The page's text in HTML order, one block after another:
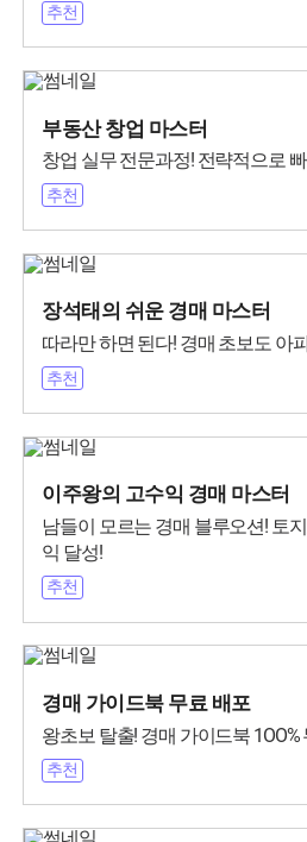
추천
부동산 창업 마스터
창업 실무 전문과정! 전략적으로
추천
장석태의 쉬운 경매 마스터
따라만 하면 된다! 경매 초보도 아
추천
이주왕의 고수익 경매 마스터
남들이 모르는 경매 블루오션! 토
익 달성!
추천
경매 가이드북 무료 배포
왕초보 탈출! 경매 가이드북 1OO%
추천